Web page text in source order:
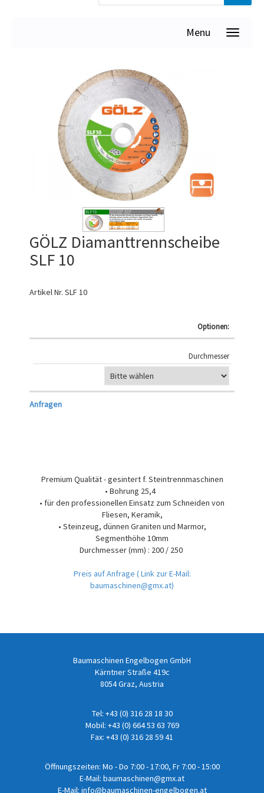
Menu
GÖLZ Diamanttrennscheibe
SLF 10
Artikel Nr. SLF 10
Optionen:
Durchmesser
Anfragen
Premium Qualität - gesintert f. Steintrennmaschinen
• Bohrung 25,4
• für den professionellen Einsatz zum Schneiden von
Fliesen, Keramik,
• Steinzeug, dünnen Graniten und Marmor,
Segmenthöhe 10mm
Durchmesser (mm) : 200 / 250
Preis auf Anfrage ( Link zur E-Mail:
baumaschinen@gmx.at)
Baumaschinen Engelbogen GmbH
Kärntner Straße 419c
8054 Graz, Austria
Tel: +43 (0) 316 28 18 30
Mobil: +43 (0) 664 53 63 769
Fax: +43 (0) 316 28 59 41
Öffnungszeiten: Mo - Do 7:00 - 17:00, Fr 7:00 - 15:00
E-Mail: baumaschinen@gmx.at
E-Mail: info@baumaschinen-engelbogen.at